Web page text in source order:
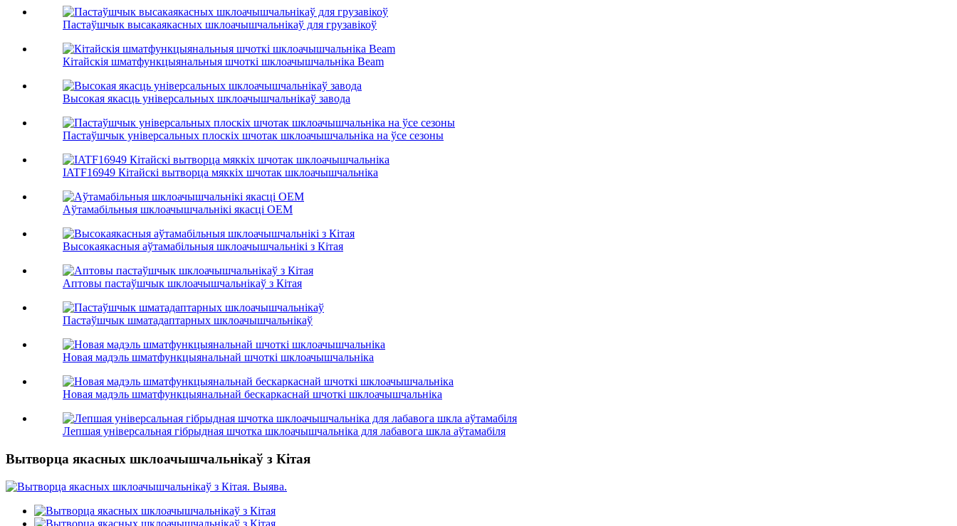
Пастаўшчык высакаякасных шклоачышчальнікаў для грузавікоў
Кітайскія шматфункцыянальныя шчоткі шклоачышчальніка Beam
Высокая якасць універсальных шклоачышчальнікаў завода
Пастаўшчык універсальных плоскіх шчотак шклоачышчальніка на ўсе сезоны
IATF16949 Кітайскі вытворца мяккіх шчотак шклоачышчальніка
Аўтамабільныя шклоачышчальнікі якасці OEM
Высокаякасныя аўтамабільныя шклоачышчальнікі з Кітая
Аптовы пастаўшчык шклоачышчальнікаў з Кітая
Пастаўшчык шматадаптарных шклоачышчальнікаў
Новая мадэль шматфункцыянальнай шчоткі шклоачышчальніка
Новая мадэль шматфункцыянальнай бескаркаснай шчоткі шклоачышчальніка
Лепшая універсальная гібрыдная шчотка шклоачышчальніка для лабавога шкла аўтамабіля
Вытворца якасных шклоачышчальнікаў з Кітая